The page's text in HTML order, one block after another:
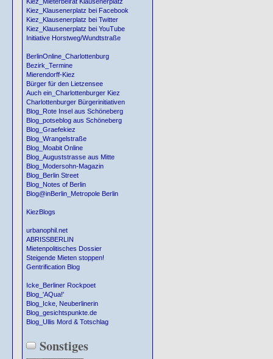
Kiez_Klausenerplatz bei Facebook
Kiez_Klausenerplatz bei Twitter
Kiez_Klausenerplatz bei YouTube
Initiative Horstweg/Wundtstraße
BerlinOnline_Charlottenburg
Bezirk_Termine
Mierendorff-Kiez
Bürger für den Lietzensee
Auch ein_Charlottenburger Kiez
Charlottenburger Bürgerinitiativen
Blog_Rote Insel aus Schöneberg
Blog_potseblog aus Schöneberg
Blog_Graefekiez
Blog_Wrangelstraße
Blog_Moabit Online
Blog_Auguststrasse aus Mitte
Blog_Modersohn-Magazin
Blog_Berlin Street
Blog_Notes of Berlin
Blog@inBerlin_Metropole Berlin
KiezBlogs
urbanophil.net
ABRISSBERLIN
Mietenpolitisches Dossier
Steigende Mieten stoppen!
Gentrification Blog
Icke_Berliner Rockpoet
Blog_'AQua!'
Blog_Icke, Neuberlinerin
Blog_gesichtspunkte.de
Blog_Ullis Mord & Totschlag
Sonstiges